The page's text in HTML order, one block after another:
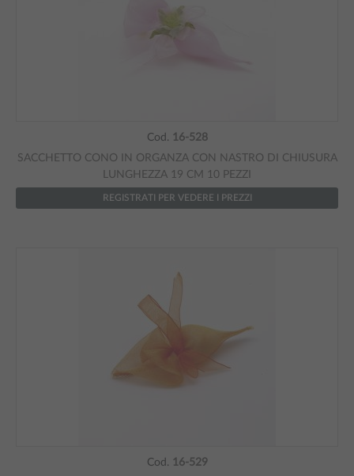
Cod. 16-528
SACCHETTO CONO IN ORGANZA CON NASTRO DI CHIUSURA
LUNGHEZZA 19 CM 10 PEZZI
REGISTRATI PER VEDERE I PREZZI
Cod. 16-529